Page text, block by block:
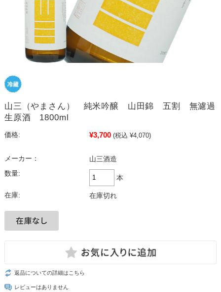
山三（やまさん） 純米吟醸 山田錦 五割 無濾過
生原酒 1800ml
価格: ¥3,700 (税込 ¥4,070)
メーカー：
山三酒造
数量:
本
在庫: 在庫切れ
返品についての詳細はこちら
レビューはありません